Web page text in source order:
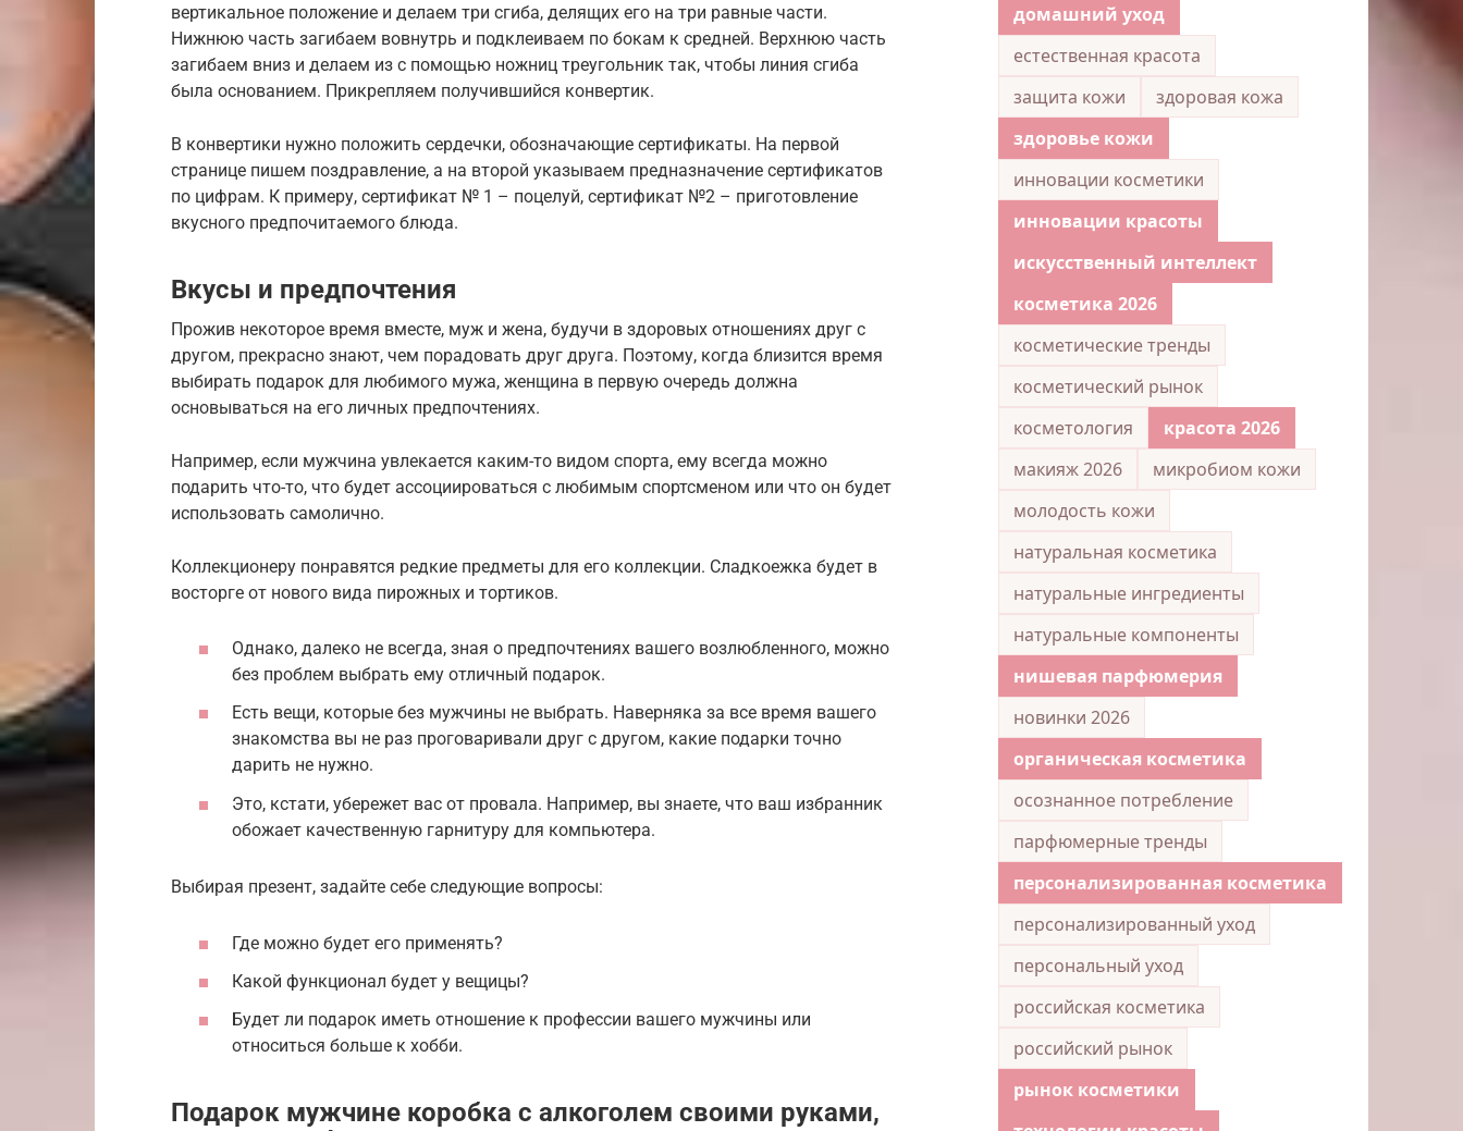
вертикальное положение и делаем три сгиба, делящих его на три равные части.
Нижнюю часть загибаем вовнутрь и подклеиваем по бокам к средней. Верхнюю часть
загибаем вниз и делаем из с помощью ножниц треугольник так, чтобы линия сгиба
была основанием. Прикрепляем получившийся конвертик.
В конвертики нужно положить сердечки, обозначающие сертификаты. На первой
странице пишем поздравление, а на второй указываем предназначение сертификатов
по цифрам. К примеру, сертификат № 1 – поцелуй, сертификат №2 – приготовление
вкусного предпочитаемого блюда.
Вкусы и предпочтения
Прожив некоторое время вместе, муж и жена, будучи в здоровых отношениях друг с
другом, прекрасно знают, чем порадовать друг друга. Поэтому, когда близится время
выбирать подарок для любимого мужа, женщина в первую очередь должна
основываться на его личных предпочтениях.
Например, если мужчина увлекается каким-то видом спорта, ему всегда можно
подарить что-то, что будет ассоциироваться с любимым спортсменом или что он будет
использовать самолично.
Коллекционеру понравятся редкие предметы для его коллекции. Сладкоежка будет в
восторге от нового вида пирожных и тортиков.
Однако, далеко не всегда, зная о предпочтениях вашего возлюбленного, можно
без проблем выбрать ему отличный подарок.
Есть вещи, которые без мужчины не выбрать. Наверняка за все время вашего
знакомства вы не раз проговаривали друг с другом, какие подарки точно
дарить не нужно.
Это, кстати, убережет вас от провала. Например, вы знаете, что ваш избранник
обожает качественную гарнитуру для компьютера.
Выбирая презент, задайте себе следующие вопросы:
Где можно будет его применять?
Какой функционал будет у вещицы?
Будет ли подарок иметь отношение к профессии вашего мужчины или
относиться больше к хобби.
Подарок мужчине коробка с алкоголем своими руками,
домашний уход
естественная красота
защита кожи
здоровая кожа
здоровье кожи
инновации косметики
инновации красоты
искусственный интеллект
косметика 2026
косметические тренды
косметический рынок
косметология
красота 2026
макияж 2026
микробиом кожи
молодость кожи
натуральная косметика
натуральные ингредиенты
натуральные компоненты
нишевая парфюмерия
новинки 2026
органическая косметика
осознанное потребление
парфюмерные тренды
персонализированная косметика
персонализированный уход
персональный уход
российская косметика
российский рынок
рынок косметики